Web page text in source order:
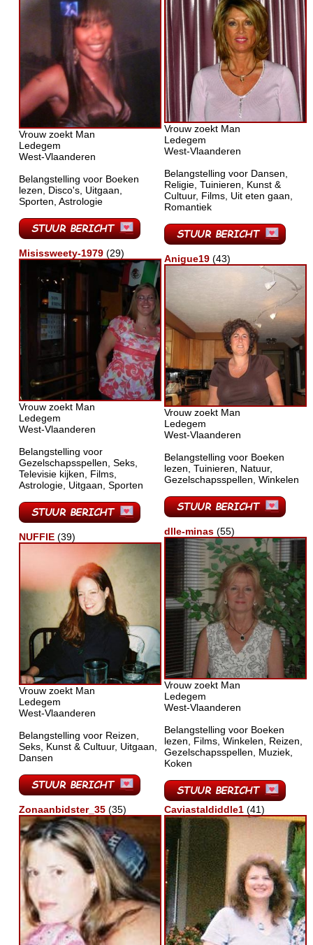
Vrouw zoekt Man
Ledegem
West-Vlaanderen
Belangstelling voor Boeken
lezen, Disco's, Uitgaan,
Sporten, Astrologie
Vrouw zoekt Man
Ledegem
West-Vlaanderen
Belangstelling voor Dansen,
Religie, Tuinieren, Kunst &
Cultuur, Films, Uit eten gaan,
Romantiek
Misissweety-1979 (29)
Vrouw zoekt Man
Ledegem
West-Vlaanderen
Belangstelling voor
Gezelschapsspellen, Seks,
Televisie kijken, Films,
Astrologie, Uitgaan, Sporten
Anigue19 (43)
Vrouw zoekt Man
Ledegem
West-Vlaanderen
Belangstelling voor Boeken
lezen, Tuinieren, Natuur,
Gezelschapsspellen, Winkelen
NUFFIE (39)
Vrouw zoekt Man
Ledegem
West-Vlaanderen
Belangstelling voor Reizen,
Seks, Kunst & Cultuur, Uitgaan,
Dansen
dlle-minas (55)
Vrouw zoekt Man
Ledegem
West-Vlaanderen
Belangstelling voor Boeken
lezen, Films, Winkelen, Reizen,
Gezelschapsspellen, Muziek,
Koken
Zonaanbidster_35 (35) Caviastaldiddle1 (41)